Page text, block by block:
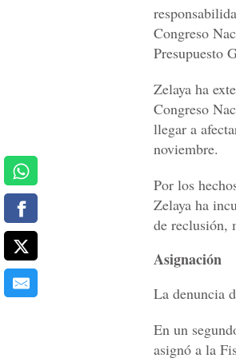
Congreso
Presupuesto
Zelaya ha
Congreso
llegar a
noviembre.
Por los
Zelaya ha
de reclusión,
Asignación
La denuncia
En un
asignó a la